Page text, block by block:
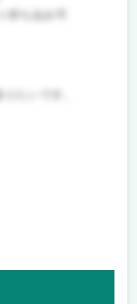
持ち込み可